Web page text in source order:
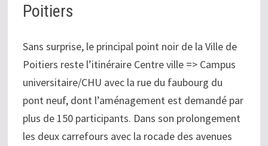
Poitiers
Sans surprise, le principal point noir de la Ville de
Poitiers reste l’itinéraire Centre ville => Campus
universitaire/CHU avec la rue du faubourg du
pont neuf, dont l’aménagement est demandé par
plus de 150 participants. Dans son prolongement
les deux carrefours avec la rocade des avenues